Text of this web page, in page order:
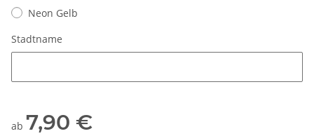
Neon Gelb
Stadtname
ab 7,90 €